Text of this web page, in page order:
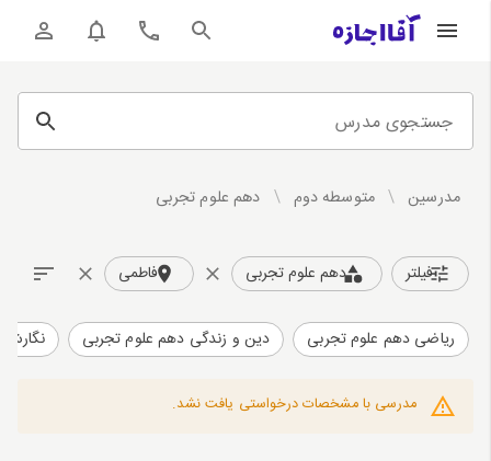
جستجوی مدرس
مدرسین / متوسطه دوم / دهم علوم تجربی
فیلتر دهم علوم تجربی فاطمی
ریاضی دهم علوم تجربی دین و زندگی دهم علوم تجربی
مدرسی با مشخصات درخواستی یافت نشد.